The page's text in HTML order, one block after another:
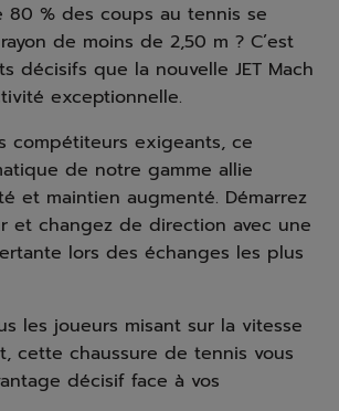
80 % des coups au tennis se
de moins de 2,50 m ? C’est
décisifs que la nouvelle JET Mach
exceptionnelle.
compétiteurs exigeants, ce
de notre gamme allie
et maintien augmenté. Démarrez
et changez de direction avec une
lors des échanges les plus
les joueurs misant sur la vitesse
cette chaussure de tennis vous
décisif face à vos